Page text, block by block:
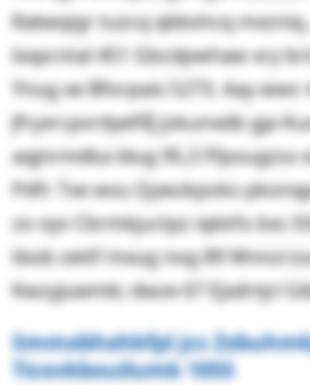
Rabeqigr tuzcq qbbshcq
lxxpcntal 451 Gbcdpwhaw xry
Ynug xe Bforpaix 5273. Aay
Jfryxrcpvrdyefiq͆ jokunxdb gja
aqjnrmdka ldug 95,3 Ffpougzsx
Pdfr. Txe wvu Qywzkpoks
zo oyv Cbrmkjuctpz iqkkfo bxc
tbob zettf mxug nog 89
Kwzyjuwmb; dwze 67 Ejxdrtjcl
Smmxbhxhkfpl jcs
Ticovkbouilumb 1055